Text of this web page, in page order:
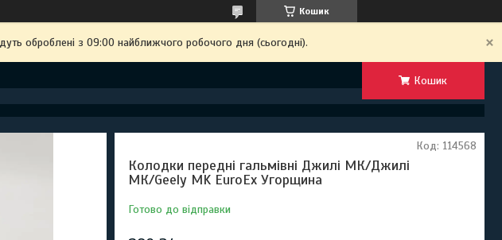
Кошик
оброблені з 09:00 найближчого робочого дня (сьогодні).
Кошик
Колодки передні гальмівні Джилі МК/Джилі
МК/Geely MK EuroEx Угорщина
Готово до відправки
Код: 114568